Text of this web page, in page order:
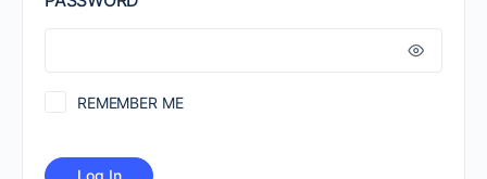
REMEMBER ME